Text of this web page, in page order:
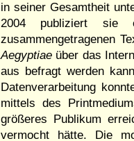
in seiner Gesamtheit
2004 publiziert sie
zusammengetragenen
Aegyptiae über das
aus befragt werden
Datenverarbeitung
mittels des
größeres Publikum
vermocht hätte. Die